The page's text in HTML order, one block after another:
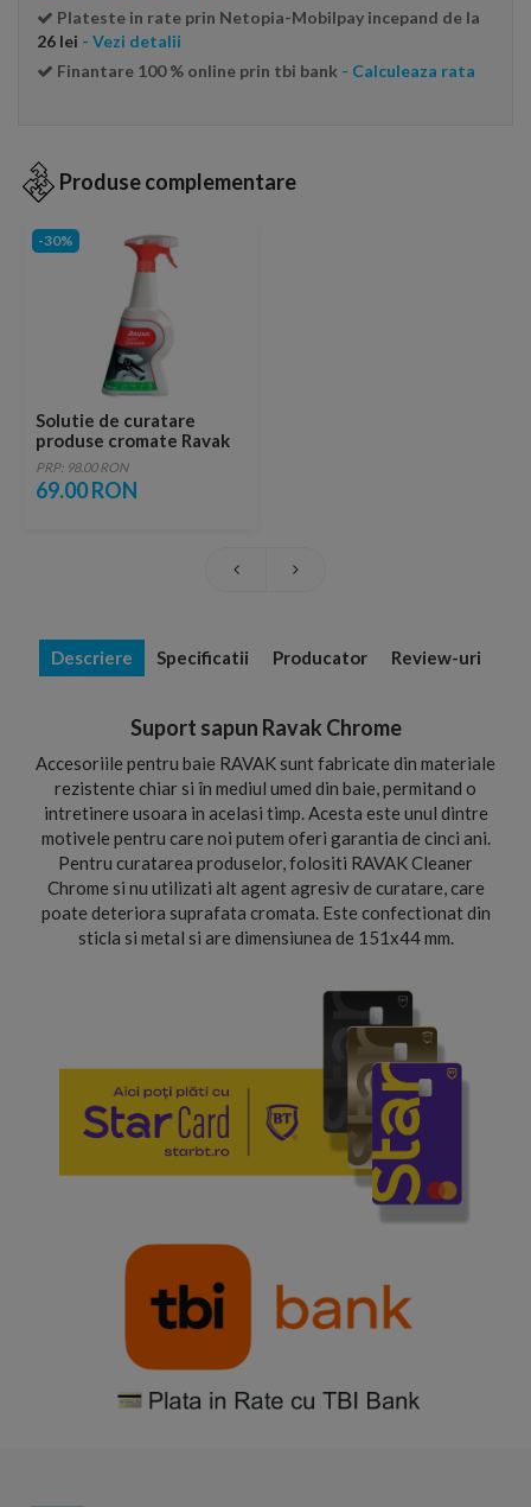
Plateste in rate prin Netopia-Mobilpay incepand de la
26 lei - Vezi detalii
Finantare 100 % online prin tbi bank - Calculeaza rata
Produse complementare
-30%
Solutie de curatare
produse cromate Ravak
Cleaner Chrome
PRP: 98.00 RON
69.00 RON
Descriere Specificatii Producator Review-uri
Suport sapun Ravak Chrome
Accesoriile pentru baie RAVAK sunt fabricate din materiale
rezistente chiar si în mediul umed din baie, permitand o
intretinere usoara in acelasi timp. Acesta este unul dintre
motivele pentru care noi putem oferi garantia de cinci ani.
Pentru curatarea produselor, folositi RAVAK Cleaner
Chrome si nu utilizati alt agent agresiv de curatare, care
poate deteriora suprafata cromata. Este confectionat din
sticla si metal si are dimensiunea de 151x44 mm.